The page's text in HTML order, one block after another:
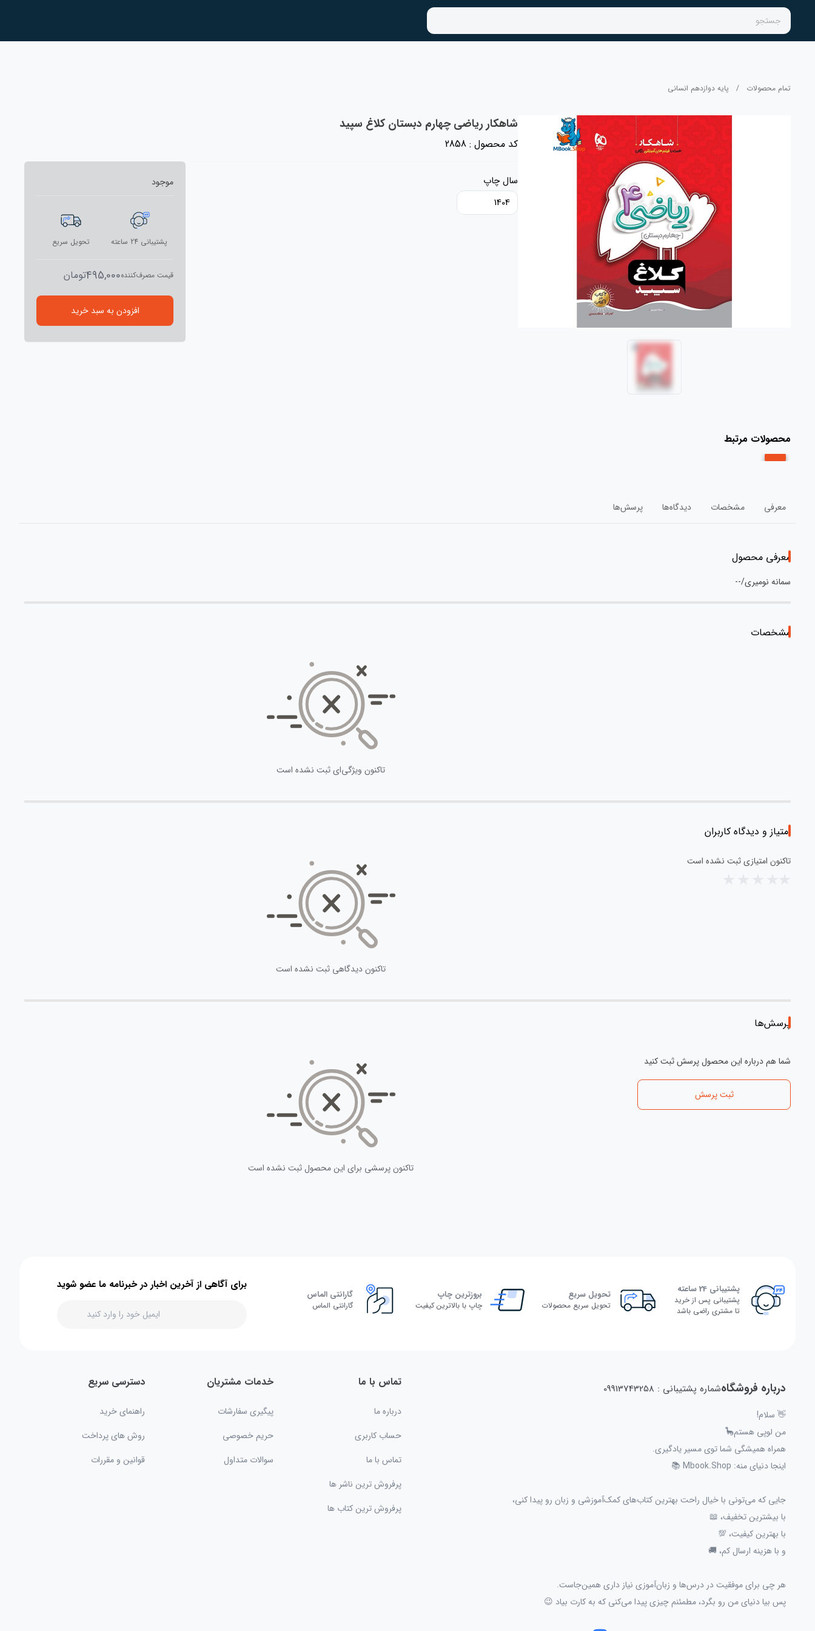
جستجو
تمام محصولات / پایه دوازدهم انسانی
شاهکار ریاضی چهارم دبستان کلاغ سپید
کد محصول : 2858
سال چاپ
1404
موجود
پشتیبانی 24 ساعته تحویل سریع
قیمت مصرف‌کننده495,000تومان
افزودن به سبد خرید
محصولات مرتبط
معرفی مشخصات دیدگاه‌ها پرسش‌ها
معرفی محصول
سمانه نومیری/--
مشخصات
تاکنون ویژگی‌ای ثبت نشده است
امتیاز و دیدگاه کاربران
تاکنون امتیازی ثبت نشده است
تاکنون دیدگاهی ثبت نشده است
پرسش‌ها
شما هم درباره این محصول پرسش ثبت کنید
ثبت پرسش
تاکنون پرسشی برای این محصول ثبت نشده است
پشتیبانی 24 ساعته
پشتیبانی پس از خرید
تا مشتری راضی باشد
تحویل سریع
تحویل سریع محصولات
بروزترین چاپ
چاپ با بالاترین کیفیت
گارانتی الماس
گارانتی الماس
برای آگاهی از آخرین اخبار در خبرنامه ما عضو شوید
درباره فروشگاهشماره پشتیبانی : 09913743258
👋 سلام!
من لوپی هستم🦕
همراه همیشگی شما توی مسیر یادگیری.
اینجا دنیای منه: Mbook.Shop 📚
جایی که می‌تونی با خیال راحت بهترین کتاب‌های کمک‌آموزشی و زبان رو پیدا کنی،
با بیشترین تخفیف، 📖
با بهترین کیفیت، 💯
و با هزینه ارسال کم، 🚚
هر چی برای موفقیت در درس‌ها و زبان‌آموزی نیاز داری همین‌جاست.
پس بیا دنیای من رو بگرد، مطمئنم چیزی پیدا می‌کنی که به کارت بیاد 😉
تماس با ما
درباره ما
حساب کاربری
تماس با ما
پرفروش ترین ناشر ها
پرفروش ترین کتاب ها
خدمات مشتریان
پیگیری سفارشات
حریم خصوصی
سوالات متداول
دسترسی سریع
راهنمای خرید
روش های پرداخت
قوانین و مقررات